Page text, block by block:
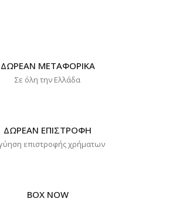
ΔΩΡΕΑΝ ΜΕΤΑΦΟΡΙΚΑ
Σε όλη την Ελλάδα
ΔΩΡΕΑΝ ΕΠΙΣΤΡΟΦΗ
επιστροφής χρήματων
BOX NOW